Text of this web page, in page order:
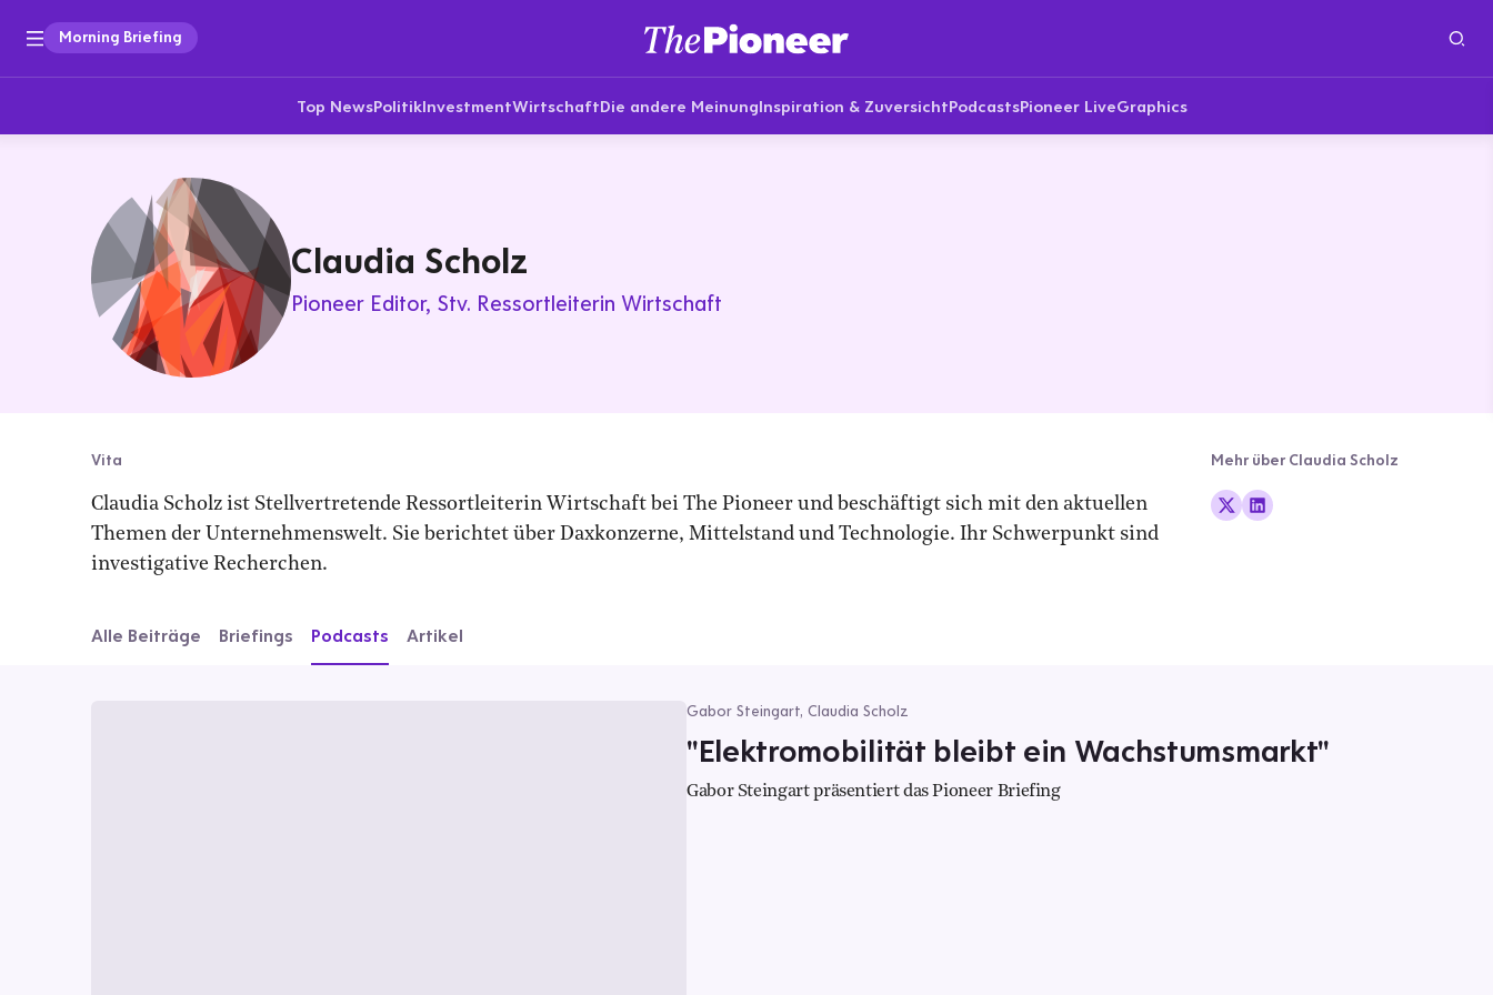
Morning Briefing
Top NewsPolitikInvestmentWirtschaftDie andere MeinungInspiration & ZuversichtPodcastsPioneer LiveGraphics
Claudia Scholz
Pioneer Editor Stv. Ressortleiterin Wirtschaft
Vita
Claudia Scholz ist Stellvertretende Ressortleiterin Wirtschaft bei The Pioneer und beschäftigt sich mit den aktuellen
Themen der Unternehmenswelt. Sie berichtet über Daxkonzerne, Mittelstand und Technologie. Ihr Schwerpunkt sind
investigative Recherchen.
Mehr über Claudia Scholz
Alle Beiträge Briefings Podcasts Artikel
Gabor Steingart, Claudia Scholz
"Elektromobilität bleibt ein Wachstumsmarkt"
Gabor Steingart präsentiert das Pioneer Briefing